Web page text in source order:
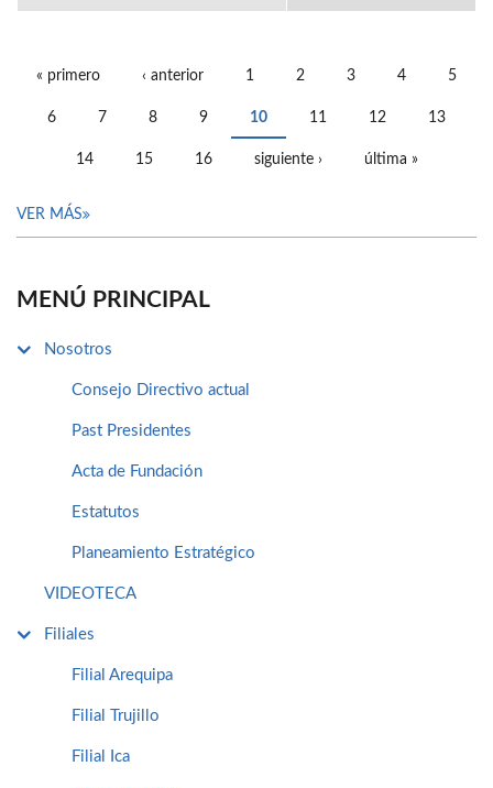
« primero ‹ anterior 1 2 3 4 5
6 7 8 9 10 11 12 13
14 15 16 siguiente › última »
VER MÁS
MENÚ PRINCIPAL
Nosotros
Consejo Directivo actual
Past Presidentes
Acta de Fundación
Estatutos
Planeamiento Estratégico
VIDEOTECA
Filiales
Filial Arequipa
Filial Trujillo
Filial Ica